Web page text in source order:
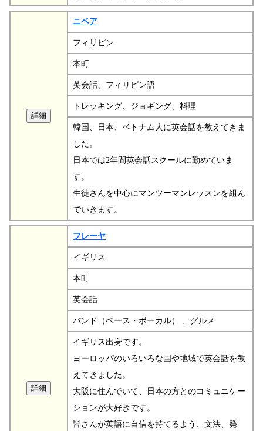
ニベア
フィリピン
本町
英会話、フィリピン語
トレッキング、ジョギング、料理
韓国、日本、ベトナム人に英会話を教えてきま
した。
日本では2年間英会話スクールに勤めていま
す。
生徒さんを中心にマンツーマンレッスンを組ん
でいきます。
フレーヤ
イギリス
本町
英会話
バンド（ベース・ボーカル） 、グルメ
イギリス出身です。
ヨーロッパのいろいろな国や地域で英会話を教
えてきました。
大阪に住んでいて、日本の方とのコミュニケー
ションが大好きです。
皆さんが英語に自信を持てるよう、文法、発